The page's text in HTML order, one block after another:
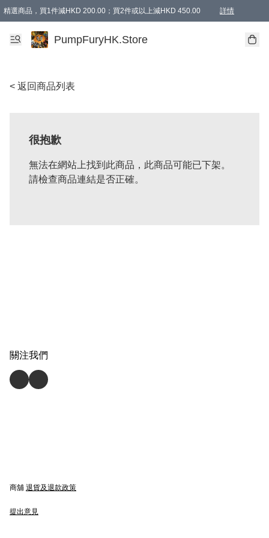
精選商品，買1件減HKD 200.00；買2件或以上減HKD 450.00 詳情
AAPE商品,會員專享9折或以上（按會員等級）AAPE products, members can
精選商品，任選買2件或以上減HKD 100.00
購物滿 HKD 800.00即享免運費優惠！（適用於 特定的送貨方式 )
PumpFuryHK.Store
< 返回商品列表
很抱歉
無法在網站上找到此商品，此商品可能已下架。
請檢查商品連結是否正確。
關注我們
商舖 退貨及退款政策
提出意見